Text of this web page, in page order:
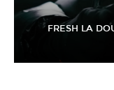
FRESH LA